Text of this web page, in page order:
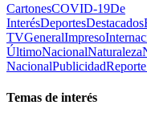
CartonesCOVID-19De
InterésDeportesDestacados
TVGeneralImpreso
ÚltimoNacionalNaturaleza
NacionalPublicidadReporte
Temas de interés